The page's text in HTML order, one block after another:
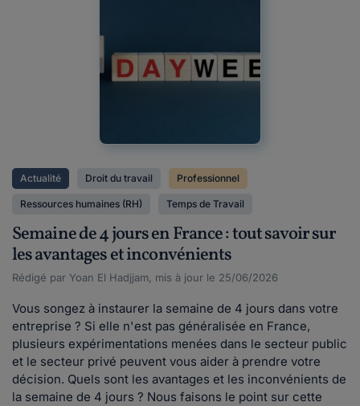
Actualité Droit du travail Professionnel
Ressources humaines (RH) Temps de Travail
Semaine de 4 jours en France : tout savoir sur
les avantages et inconvénients
Rédigé par Yoan El Hadjjam, mis à jour le 25/06/2026
Vous songez à instaurer la semaine de 4 jours dans votre
entreprise ? Si elle n'est pas généralisée en France,
plusieurs expérimentations menées dans le secteur public
et le secteur privé peuvent vous aider à prendre votre
décision. Quels sont les avantages et les inconvénients de
la semaine de 4 jours ? Nous faisons le point sur cette